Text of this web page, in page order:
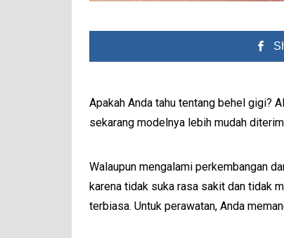
Apakah Anda tahu tentang behel gigi?
sekarang modelnya lebih mudah
Walaupun mengalami perkembangan
karena tidak suka rasa sakit dan tidak
terbiasa. Untuk perawatan, Anda